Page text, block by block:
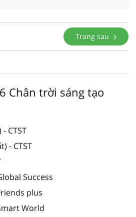
Trang sau
Chân trời sáng tạo
CTST
- CTST
Success
plus
World